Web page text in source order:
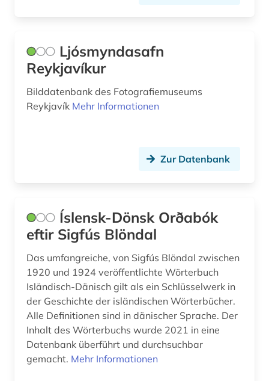
Ljósmyndasafn
Reykjavíkur
Bilddatenbank des Fotografiemuseums
Reykjavík Mehr Informationen
Zur Datenbank
Íslensk-Dönsk Orðabók
eftir Sigfús Blöndal
Das umfangreiche, von Sigfús Blöndal zwischen
1920 und 1924 veröffentlichte Wörterbuch
Isländisch-Dänisch gilt als ein Schlüsselwerk in
der Geschichte der isländischen Wörterbücher.
Alle Definitionen sind in dänischer Sprache. Der
Inhalt des Wörterbuchs wurde 2021 in eine
Datenbank überführt und durchsuchbar
gemacht. Mehr Informationen